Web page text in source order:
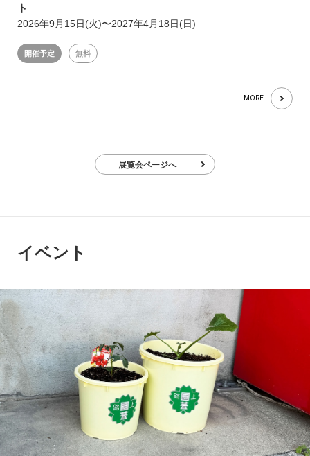
ト
2026年9月15日(火)〜2027年4月18日(日)
開催予定 無料
MORE
展覧会ページへ
イベント